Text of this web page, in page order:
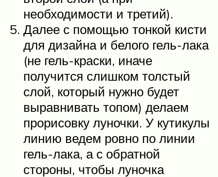
необходимости и третий).
Далее с помощью тонкой кисти
для дизайна и белого гель-лака
(не гель-краски, иначе
получится слишком толстый
слой, который нужно будет
выравнивать топом) делаем
прорисовку луночки. У кутикулы
линию ведем ровно по линии
гель-лака, а с обратной
стороны, чтобы луночка